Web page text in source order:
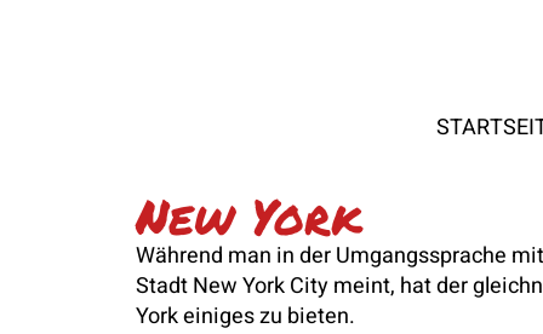
New York
Während man in der Umgangssprache
Stadt New York City meint, hat der
York einiges zu bieten.